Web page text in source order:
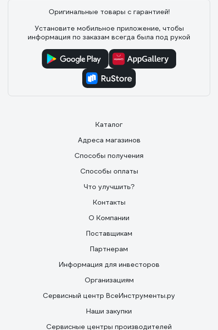
Оригинальные товары с гарантией!
Установите мобильное приложение, чтобы
информация по заказам всегда была под рукой
Каталог
Адреса магазинов
Способы получения
Способы оплаты
Что улучшить?
Контакты
О Компании
Поставщикам
Партнерам
Информация для инвесторов
Организациям
Сервисный центр ВсеИнструменты.ру
Наши закупки
Сервисные центры производителей